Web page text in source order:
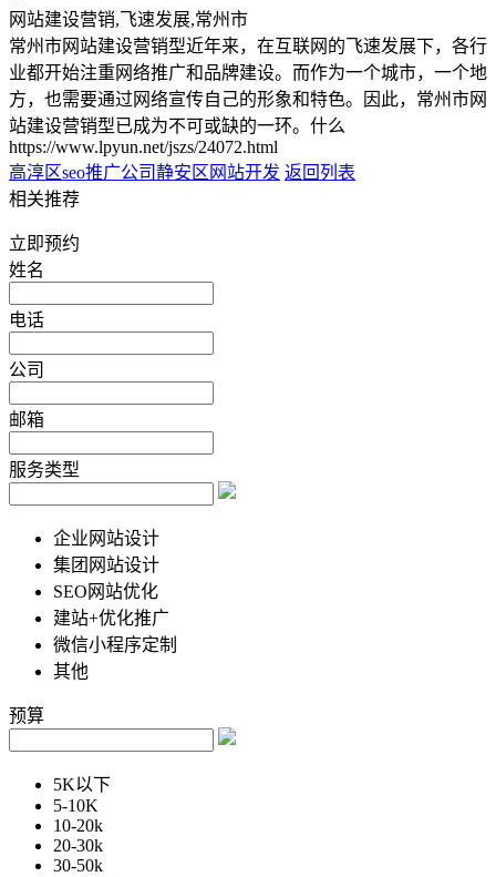
网站建设营销,飞速发展,常州市
常州市网站建设营销型近年来，在互联网的飞速发展下，各行
业都开始注重网络推广和品牌建设。而作为一个城市，一个地
方，也需要通过网络宣传自己的形象和特色。因此，常州市网
站建设营销型已成为不可或缺的一环。什么
https://www.lpyun.net/jszs/24072.html
高淳区seo推广公司静安区网站开发 返回列表
相关推荐
立即预约
姓名
电话
公司
邮箱
服务类型
企业网站设计
集团网站设计
SEO网站优化
建站+优化推广
微信小程序定制
其他
预算
5K以下
5-10K
10-20k
20-30k
30-50k